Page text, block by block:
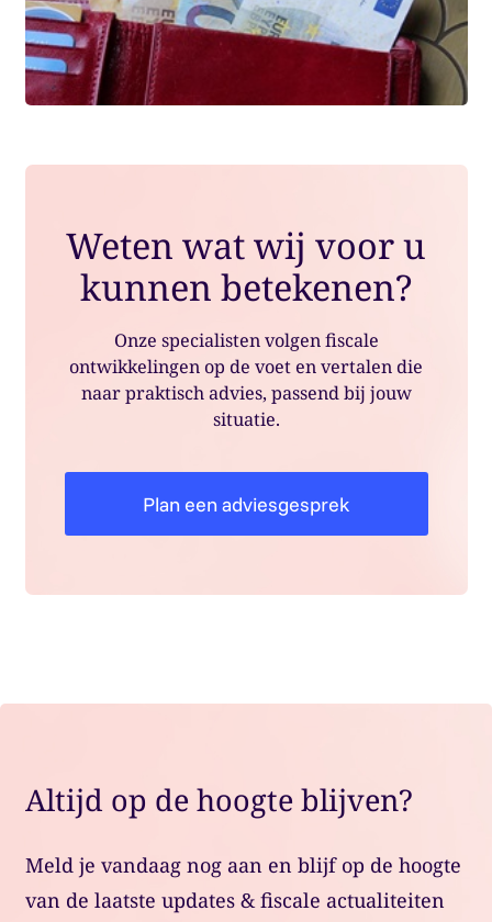
Weten wat wij voor u
kunnen betekenen?
Onze specialisten volgen fiscale
ontwikkelingen op de voet en vertalen die
naar praktisch advies, passend bij jouw
situatie.
Plan een adviesgesprek
Altijd op de hoogte blijven?
Meld je vandaag nog aan en blijf op de hoogte
van de laatste updates & fiscale actualiteiten